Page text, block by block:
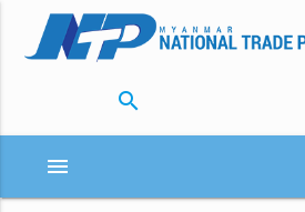
search
menu